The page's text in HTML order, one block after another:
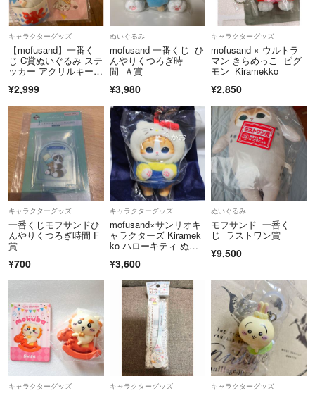
キャラクターグッズ
【mofusand】一番く
じ C賞ぬいぐるみ ステ
ッカー アクリルキーホ
¥2,999
ぬいぐるみ
mofusand 一番くじ ひ
んやりくつろぎ時
間 Ａ賞
¥3,980
キャラクターグッズ
mofusand × ウルトラ
マン きらめっこ ピグ
モン Kiramekko
¥2,850
キャラクターグッズ
一番くじモフサンドひ
んやりくつろぎ時間 F
賞
¥700
キャラクターグッズ
mofusand×サンリオキ
ャラクターズ Kiramek
ko ハローキティ ぬい
っこ
¥3,600
ぬいぐるみ
モフサンド 一番く
じ ラストワン賞
¥9,500
キャラクターグッズ キャラクターグッズ キャラクターグッズ